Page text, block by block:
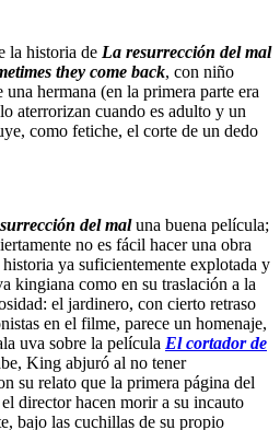
la historia de La resurrección del mal
they come back, con niño
hermana (en la primera parte era
aterrorizan cuando es adulto y un
como fetiche, el corte de un dedo
del maluna buena película;
no es fácil hacer una obra
ya suficientemente explotada y
kingiana como en su traslación a la
el jardinero, con cierto retraso
en el filme, parece un homenaje,
uva sobre la película El cortador de
King abjuró al no tener
su relato que la primera página del
director hacen morir a su incauto
bajo las cuchillas de su propio